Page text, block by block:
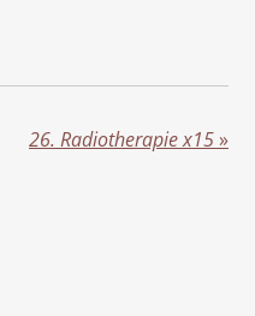
26. Radiotherapie x15»